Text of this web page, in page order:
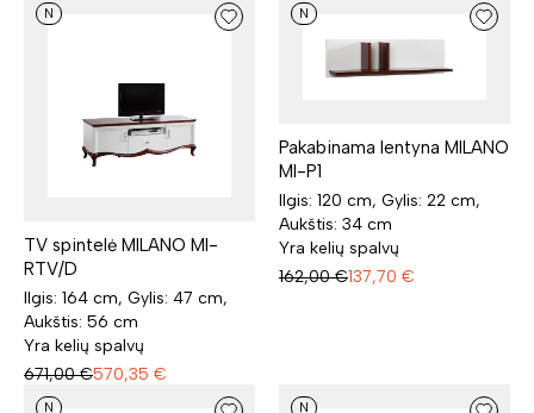
N
TV spintelė MILANO MI-
RTV/D
Ilgis: 164 cm, Gylis: 47 cm,
Aukštis: 56 cm
Yra kelių spalvų
671,00 €570,35 €
N
Pakabinama lentyna MILANO
MI-P1
Ilgis: 120 cm, Gylis: 22 cm,
Aukštis: 34 cm
Yra kelių spalvų
162,00 €137,70 €
N N